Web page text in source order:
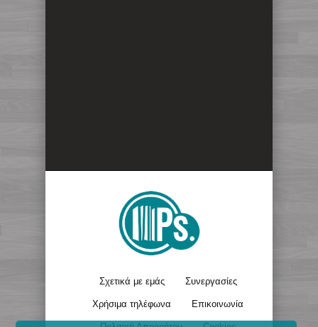
Σχετικά με εμάς Συνεργασίες
Χρήσιμα τηλέφωνα Επικοινωνία